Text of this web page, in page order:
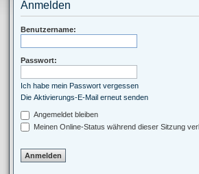
Anmelden
Benutzername:
Passwort:
Ich habe mein Passwort vergessen
Die Aktivierungs-E-Mail erneut senden
Angemeldet bleiben
Meinen Online-Status während dieser Sitzung